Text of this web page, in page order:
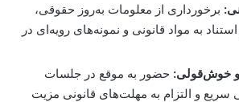
برخورداری از معلومات به‌روز حقوقی،
به مواد قانونی و نمونه‌های رویه‌ای در
و خوش‌قولی: حضور به موقع در جلسات
سریع و التزام به مهلت‌های قانونی مزیت